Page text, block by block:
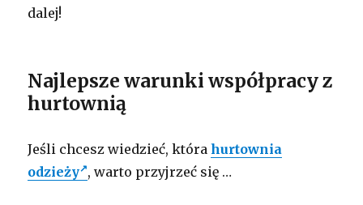
dalej!
Najlepsze warunki współpracy z
hurtownią
Jeśli chcesz wiedzieć, którahurtownia
odzieży , warto przyjrzeć się …